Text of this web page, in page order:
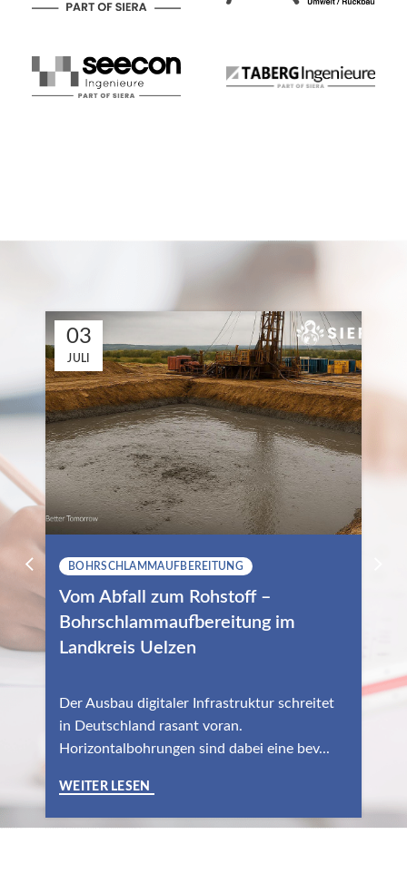
03
JULI
BOHRSCHLAMMAUFBEREITUNG
Vom Abfall zum Rohstoff –
Bohrschlammaufbereitung im
Landkreis Uelzen
Der Ausbau digitaler Infrastruktur schreitet
in Deutschland rasant voran.
Horizontalbohrungen sind dabei eine bev...